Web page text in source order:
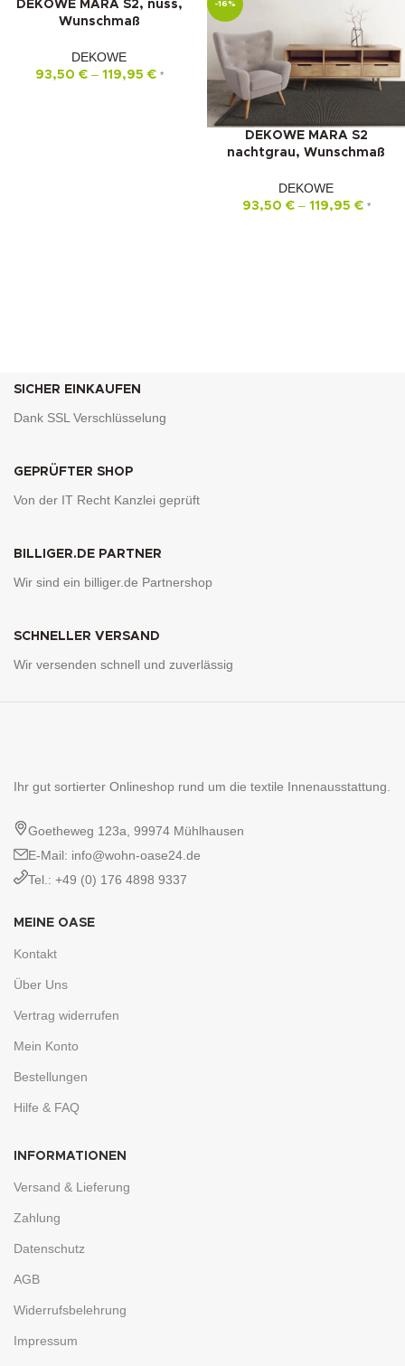
-16%DEKOWE MARA S2, nuss,
Wunschmaß
DEKOWE
93,50 €– 119,95 € *
-16%
DEKOWE MARA S2
nachtgrau, Wunschmaß
DEKOWE
93,50 €– 119,95 € *
SICHER EINKAUFEN
Dank SSL Verschlüsselung
GEPRÜFTER SHOP
Von der IT Recht Kanzlei geprüft
BILLIGER.DE PARTNER
Wir sind ein billiger.de Partnershop
SCHNELLER VERSAND
Wir versenden schnell und zuverlässig
Ihr gut sortierter Onlineshop rund um die textile Innenausstattung.
Goetheweg 123a, 99974 Mühlhausen
E-Mail: info@wohn-oase24.de
Tel.: +49 (0) 176 4898 9337
MEINE OASE
Kontakt
Über Uns
Vertrag widerrufen
Mein Konto
Bestellungen
Hilfe & FAQ
INFORMATIONEN
Versand & Lieferung
Zahlung
Datenschutz
AGB
Widerrufsbelehrung
Impressum